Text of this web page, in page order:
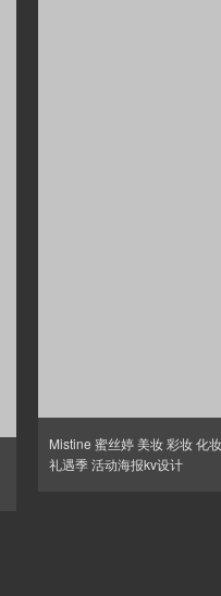
Mistine 蜜丝婷 美妆 彩妆 化
礼遇季 活动海报kv设计